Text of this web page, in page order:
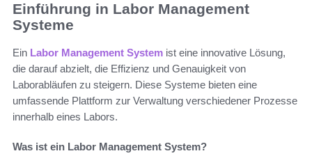
Einführung in Labor Management
Systeme
Ein Labor Management System ist eine innovative Lösung,
die darauf abzielt, die Effizienz und Genauigkeit von
Laborabläufen zu steigern. Diese Systeme bieten eine
umfassende Plattform zur Verwaltung verschiedener Prozesse
innerhalb eines Labors.
Was ist ein Labor Management System?